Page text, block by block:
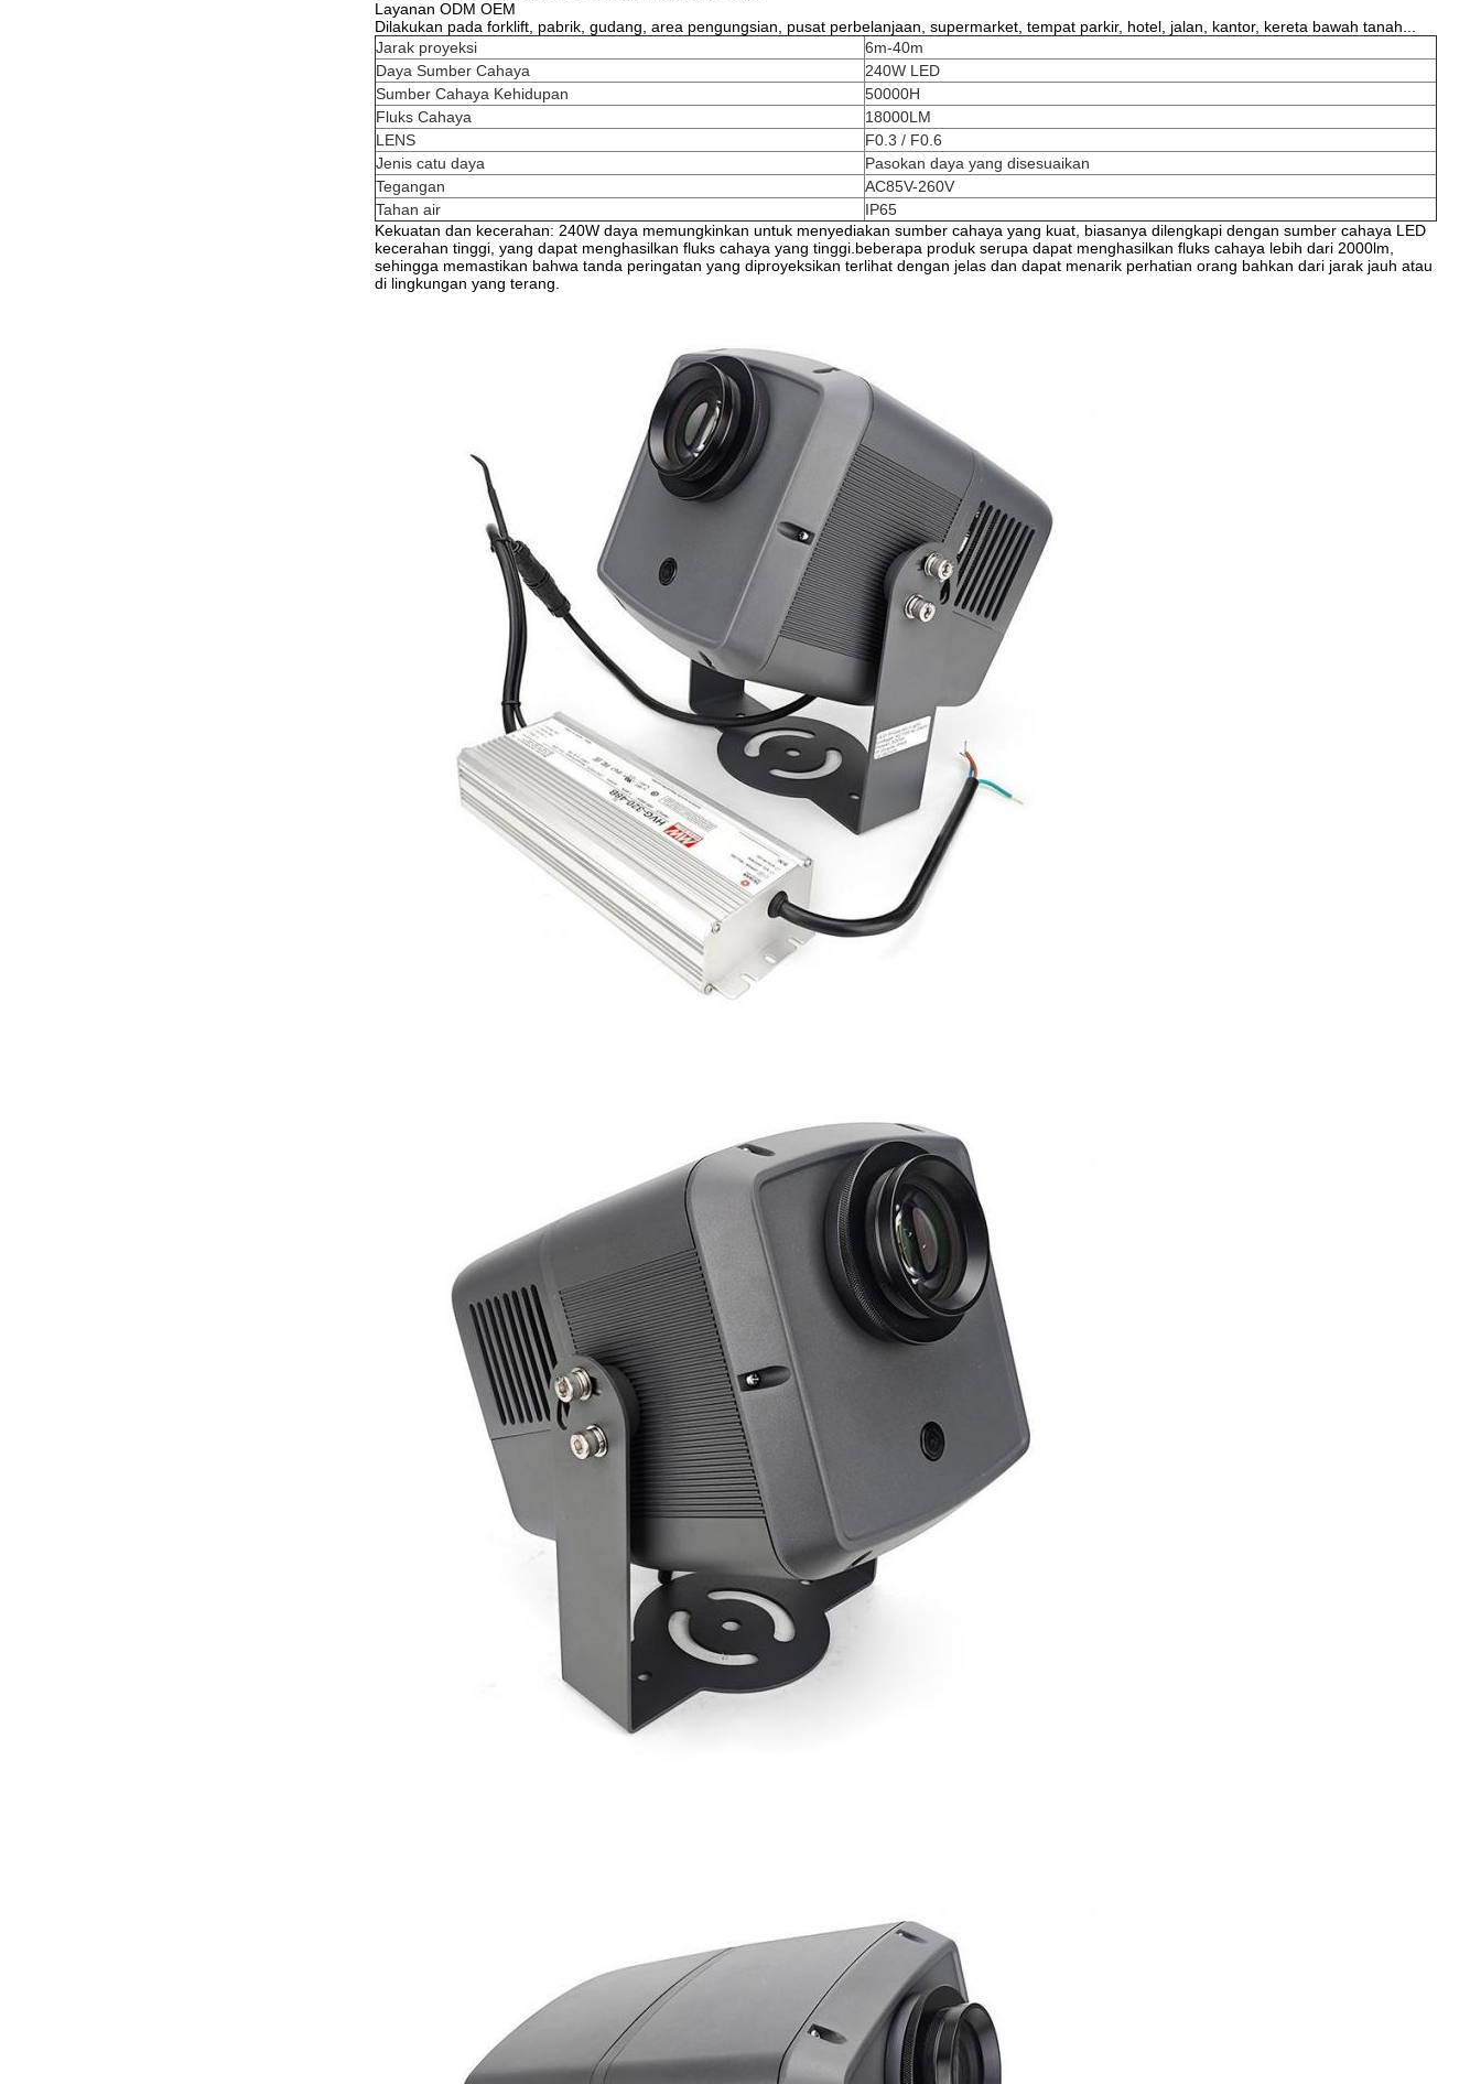
Layanan ODM OEM
Dilakukan pada forklift, pabrik, gudang, area pengungsian, pusat perbelanjaan, supermarket, tempat parkir, hotel, jalan, kantor, kereta bawah tanah...
Jarak proyeksi
6m-40m
Daya Sumber Cahaya
240W LED
Sumber Cahaya Kehidupan
50000H
Fluks Cahaya
18000LM
LENS
F0.3 / F0.6
Jenis catu daya
Pasokan daya yang disesuaikan
Tegangan
AC85V-260V
Tahan air
IP65
Kekuatan dan kecerahan: 240W daya memungkinkan untuk menyediakan sumber cahaya yang kuat, biasanya dilengkapi dengan sumber cahaya LED
kecerahan tinggi, yang dapat menghasilkan fluks cahaya yang tinggi.beberapa produk serupa dapat menghasilkan fluks cahaya lebih dari 2000lm,
sehingga memastikan bahwa tanda peringatan yang diproyeksikan terlihat dengan jelas dan dapat menarik perhatian orang bahkan dari jarak jauh atau
di lingkungan yang terang.